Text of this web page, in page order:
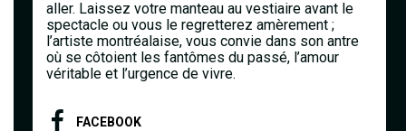
aller. Laissez votre manteau au vestiaire avant le
spectacle ou vous le regretterez amèrement ;
l’artiste montréalaise, vous convie dans son antre
où se côtoient les fantômes du passé, l’amour
véritable et l’urgence de vivre.
FACEBOOK